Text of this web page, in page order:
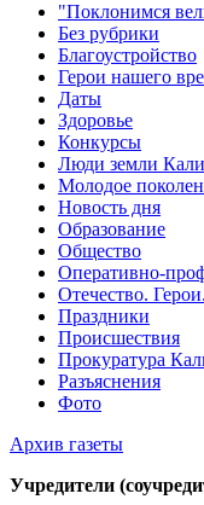
"Поклонимся
Без рубрики
Благоустройство
Герои нашего
Даты
Здоровье
Конкурсы
Люди земли
Молодое
Новость дня
Образование
Общество
Оперативно-
Отечество.
Праздники
Происшествия
Прокуратура
Разъяснения
Фото
Архив газеты
Учредители